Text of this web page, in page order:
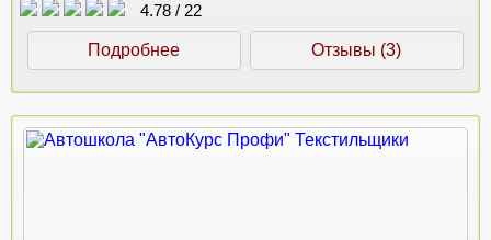
4.78 / 22
Подробнее Отзывы (3)